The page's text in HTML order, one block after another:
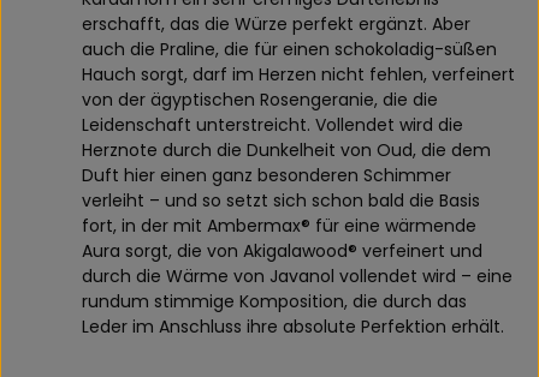
erschafft, das die Würze perfekt ergänzt. Aber
auch die Praline, die für einen schokoladig-süßen
Hauch sorgt, darf im Herzen nicht fehlen, verfeinert
von der ägyptischen Rosengeranie, die die
Leidenschaft unterstreicht. Vollendet wird die
Herznote durch die Dunkelheit von Oud, die dem
Duft hier einen ganz besonderen Schimmer
verleiht – und so setzt sich schon bald die Basis
fort, in der mit Ambermax® für eine wärmende
Aura sorgt, die von Akigalawood® verfeinert und
durch die Wärme von Javanol vollendet wird – eine
rundum stimmige Komposition, die durch das
Leder im Anschluss ihre absolute Perfektion erhält.